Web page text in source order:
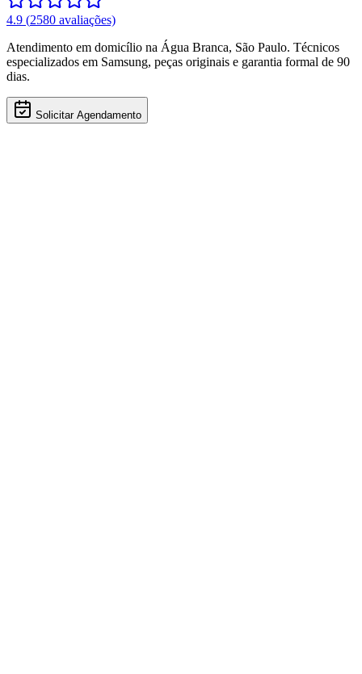
4.9 (2580 avaliações)
Atendimento em domicílio na Água Branca, São Paulo. Técnicos
especializados em Samsung, peças originais e garantia formal de 90
dias.
Solicitar Agendamento